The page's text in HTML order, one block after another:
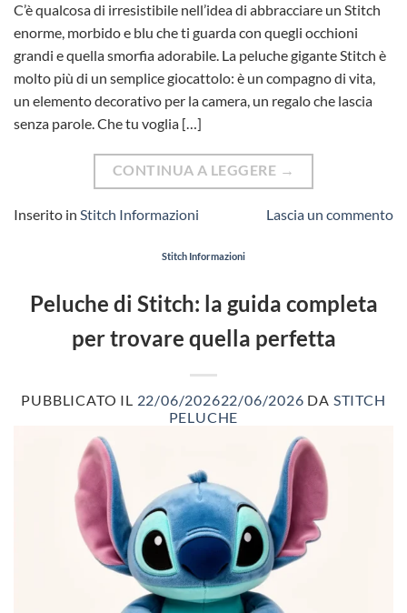
C’è qualcosa di irresistibile nell’idea di abbracciare un Stitch
enorme, morbido e blu che ti guarda con quegli occhioni
grandi e quella smorfia adorabile. La peluche gigante Stitch è
molto più di un semplice giocattolo: è un compagno di vita,
un elemento decorativo per la camera, un regalo che lascia
senza parole. Che tu voglia […]
CONTINUA A LEGGERE →
Inserito in Stitch Informazioni Lascia un commento
Stitch Informazioni
Peluche di Stitch: la guida completa
per trovare quella perfetta
PUBBLICATO IL 22/06/202622/06/2026 DA STITCH
PELUCHE